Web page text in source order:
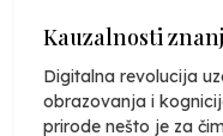
Kauzalnosti
Digitalna revolucija
obrazovanja i
prirode nešto je za